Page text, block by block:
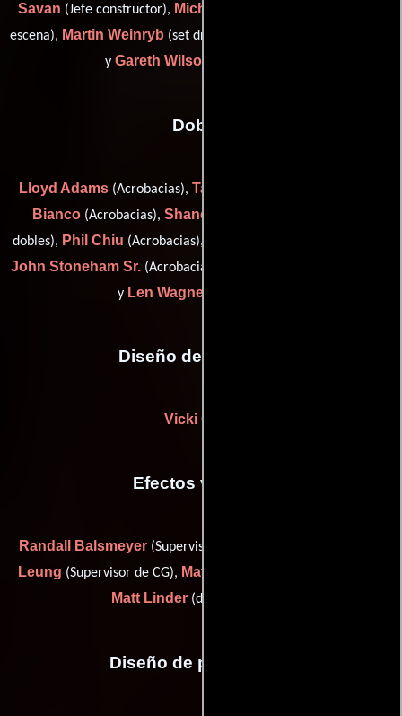
Savan (Jefe constructor), Michael Shocrylas
escena), Martin Weinryb (set dresser / set decoration buyer (u))
y Gareth Wilson
Dobles
Lloyd Adams (Acrobacias), Taryn Ash
Bianco (Acrobacias), Shane Cardwell
dobles), Phil Chiu (Acrobacias),
John Stoneham Sr. (Acrobacias),
y Len Wagner
Diseño de vestuario
Vicki Graef
Efectos visuales
Randall Balsmeyer(Supervisor de efectos visuales),
Leung (Supervisor de CG), Matt McDonald
Matt Linder (digital artist (u))
Diseño de producción